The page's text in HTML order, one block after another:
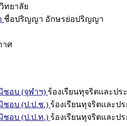
ทยาลัย
ชื่อปริญญา อักษรย่อปริญญา
าศ
ชอบ (จุฬาฯ) ร้องเรียนทุจริตและป
ชอบ (ป.ป.ช.) ร้องเรียนทุจริตและป
ชอบ (ป.ป.ท.) ร้องเรียนทุจริตและป